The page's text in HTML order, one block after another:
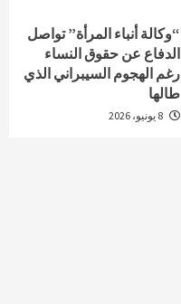
“وكالة أنباء المرأة” تواصل
الدفاع عن حقوق النساء
رغم الهجوم السيبراني الذي
طالها